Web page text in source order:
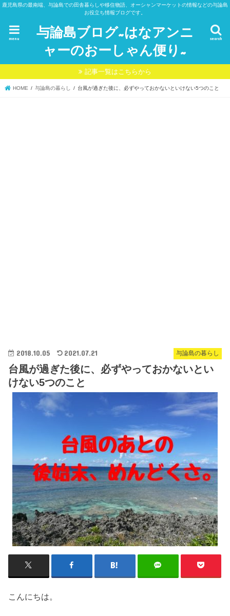
鹿児島県の最南端、与論島での田舎暮らしや移住物語、オーシャンマーケットの情報などの与論島
お役立ち情報ブログです。
与論島ブログ~はなアンニ
ャーのおーしゃん便り~
search
menu
記事一覧はこちらから
HOME 与論島の暮らし 台風が過ぎた後に、必ずやっておかないといけない5つのこと
与論島の暮らし
2018.10.05 2021.07.21
台風が過ぎた後に、必ずやっておかないとい
けない5つのこと
こんにちは。